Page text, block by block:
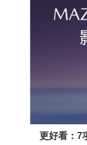
更好看 ： 7